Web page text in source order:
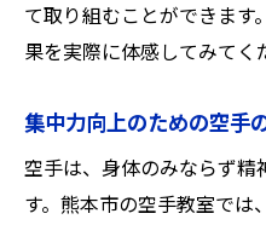
て取り組むことができます
果を実際に体感してみてく
集中力向上のための空手
空手は、身体のみならず
す。熊本市の空手教室で